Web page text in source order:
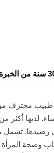
طبيب
لديها أكثر
رصيدها. تشمل
وصحة المرأة